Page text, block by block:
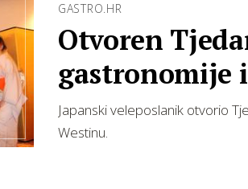
GASTRO.HR
Otvoren
gastronomije
Japanski veleposlanik otvorio
Westinu.